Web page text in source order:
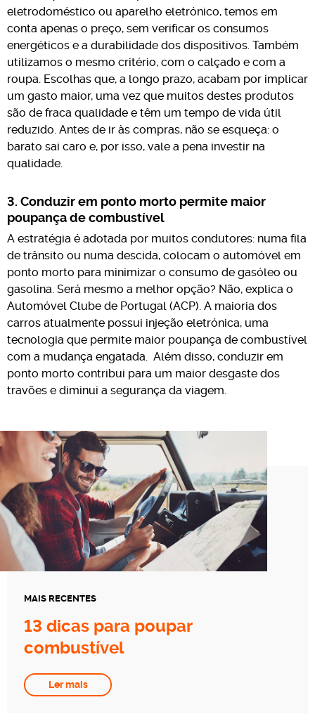
eletrodoméstico ou aparelho eletrónico, temos em
conta apenas o preço, sem verificar os consumos
energéticos e a durabilidade dos dispositivos. Também
utilizamos o mesmo critério, com o calçado e com a
roupa. Escolhas que, a longo prazo, acabam por implicar
um gasto maior, uma vez que muitos destes produtos
são de fraca qualidade e têm um tempo de vida útil
reduzido. Antes de ir às compras, não se esqueça: o
barato sai caro e, por isso, vale a pena investir na
qualidade.
3. Conduzir em ponto morto permite maior
poupança de combustível
A estratégia é adotada por muitos condutores: numa fila
de trânsito ou numa descida, colocam o automóvel em
ponto morto para minimizar o consumo de gasóleo ou
gasolina. Será mesmo a melhor opção? Não, explica o
Automóvel Clube de Portugal (ACP). A maioria dos
carros atualmente possui injeção eletrónica, uma
tecnologia que permite maior poupança de combustível
com a mudança engatada. Além disso, conduzir em
ponto morto contribui para um maior desgaste dos
travões e diminui a segurança da viagem.
MAIS RECENTES
13 dicas para poupar
combustível
Ler mais